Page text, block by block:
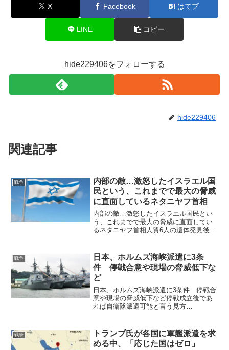
X Facebook はてブ
LINE コピー
hide229406をフォローする
hide229406
関連記事
戦争
内部の敵…激怒したイスラエル国
民という、これまでで最大の脅威
に直面しているネタニヤフ首相
内部の敵…激怒したイスラエル国民とい
う、これまでで最大の脅威に直面してい
るネタニヤフ首相人質6人の遺体発見後、
いる。 人質救出のために部隊が近づい
た際、人質をハマス戦闘...
戦争
日本、ホルムズ海峡派遣に3条
件 停戦合意や現場の脅威低下な
ど
日本、ホルムズ海峡派遣に3条件 停戦合
意や現場の脅威低下など停戦成立後であ
れば自衛隊派遣可能と言う見方
隊派遣を巡り、3条件を設けたことが分か
った。（1）米国とイランの停...
戦争
トランプ氏が各国に軍艦派遣を求
める中、「応じた国はゼロ」